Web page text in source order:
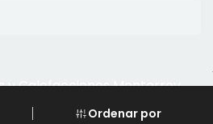
Ordenar por
Aqua Aero
y Calefacciones Monterrey